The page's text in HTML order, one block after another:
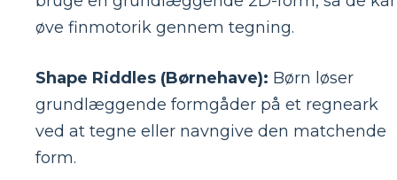
øve finmotorik gennem tegning.
Shape Riddles (Børnehave): Børn løser
grundlæggende formgåder på et regneark
ved at tegne eller navngive den matchende
form.